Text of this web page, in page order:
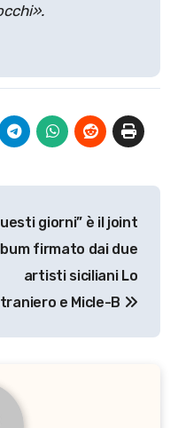
giorni” è il joint
firmato dai due
artisti siciliani Lo
e Micle-B